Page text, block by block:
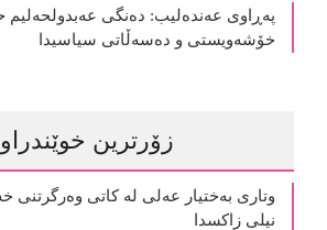
پەڕاوی عەندەلیب: دەنگی عەبدولحەلیم
خۆشەویستی و دەسەڵاتی سیاسیدا
زۆرترین
وتاری بەختیار عەلی لە کاتی وەرگرتنی
نیلی زاکسدا